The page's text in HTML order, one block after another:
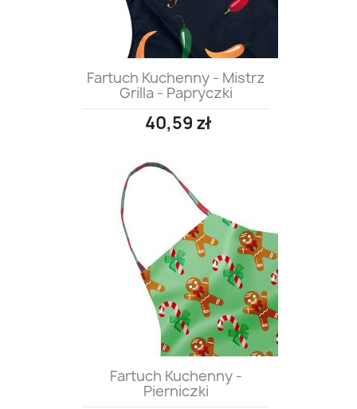
Fartuch Kuchenny - Mistrz
Grilla - Papryczki
40,59 zł
Fartuch Kuchenny -
Pierniczki